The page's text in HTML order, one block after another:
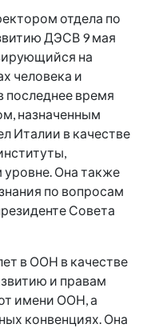
отдела по
ДЭСВ 9 мая
на
человека и
последнее время
назначенным
Италии в качестве
Она также
по вопросам
Совета
в ООН в качестве
и правам
имени ООН, а
конвенциях. Она